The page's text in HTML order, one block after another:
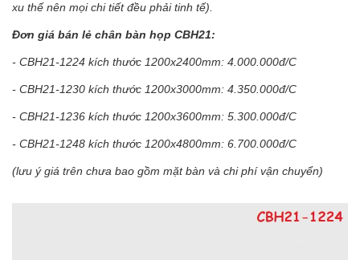
xu thế nên mọi chi tiết đều phải tinh tế).
Đơn giá bán lẻ chân bàn họp CBH21:
- CBH21-1224 kích thước 1200x2400mm: 4.000.000đ/C
- CBH21-1230 kích thước 1200x3000mm: 4.350.000đ/C
- CBH21-1236 kích thước 1200x3600mm: 5.300.000đ/C
- CBH21-1248 kích thước 1200x4800mm: 6.700.000đ/C
(lưu ý giá trên chưa bao gồm mặt bàn và chi phí vận chuyển)